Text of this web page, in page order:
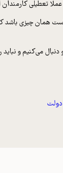
تعطیلی
است همان چیزی